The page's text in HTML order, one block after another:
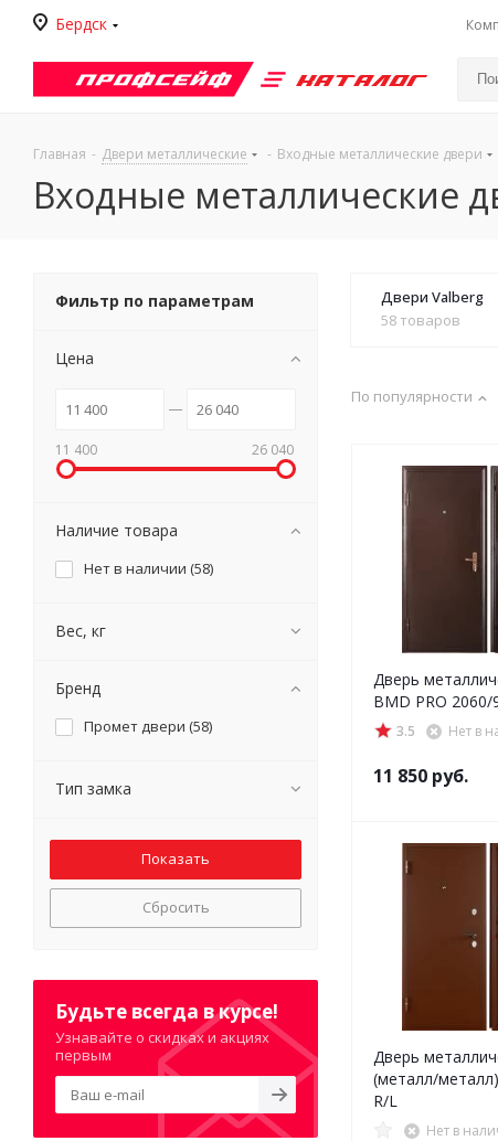
Бердск
Каталог
Главная - Двери металлические - Входные металлические двери
Входные металлические
Двери Valberg
58 товаров
По популярности
Дверь
BMD PRO 2060/
3.5 Нет в
11 850 руб.
Дверь
(металл/
R/L
Нет в
Фильтр по параметрам
Цена
11 400 26 040
Наличие товара
Нет в наличии (58)
Вес, кг
Бренд
Промет двери (58)
Тип замка
Сбросить
Будьте всегда в курсе!
Узнавайте о скидках и акциях
первым